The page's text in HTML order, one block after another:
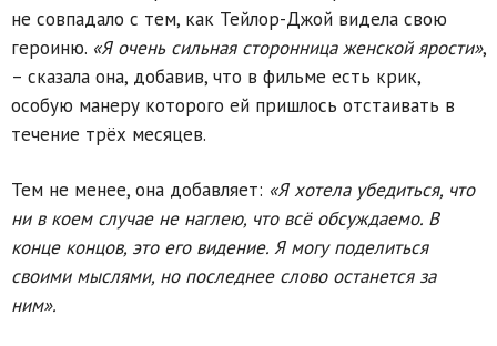
не совпадало с тем, как Тейлор-Джой видела свою
героиню. «Я очень сильная сторонница женской ярости»,
– сказала она, добавив, что в фильме есть крик,
особую манеру которого ей пришлось отстаивать в
течение трёх месяцев.
Тем не менее, она добавляет: «Я хотела убедиться, что
ни в коем случае не наглею, что всё обсуждаемо. В
конце концов, это его видение. Я могу поделиться
своими мыслями, но последнее слово останется за
ним».